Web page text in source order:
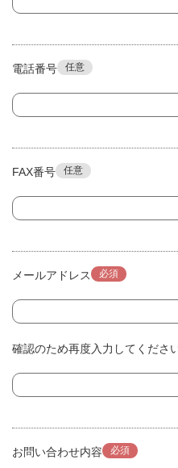
電話番号 任意
FAX番号 任意
メールアドレス 必須
確認のため再度入力してくださ
お問い合わせ内容 必須